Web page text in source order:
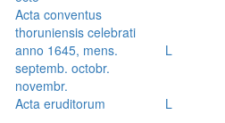
Acta conventus
thoruniensis celebrati
anno 1645, mens.
septemb. octobr.
novembr.
L
Acta eruditorum
L